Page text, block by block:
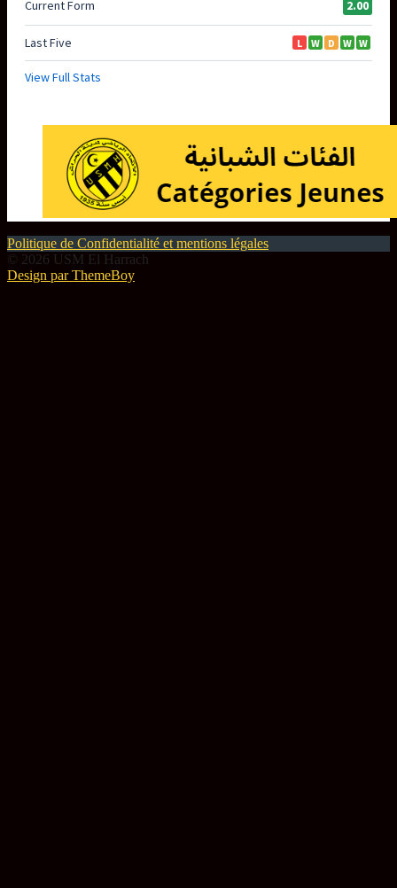
Politique de Confidentialité et mentions légales
© 2026 USM El Harrach
Design par ThemeBoy